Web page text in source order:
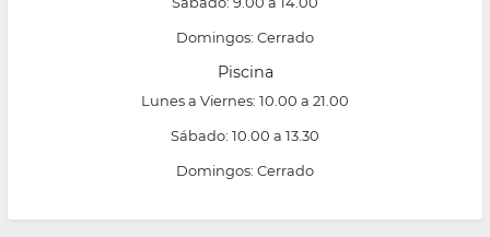
Domingos: Cerrado
Piscina
Lunes a Viernes: 10.00 a 21.00
Sábado: 10.00 a 13.30
Domingos: Cerrado